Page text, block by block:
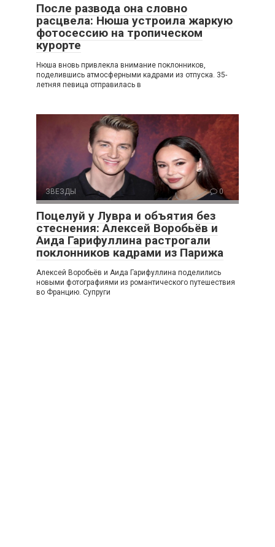
После развода она словно
расцвела: Нюша устроила жаркую
фотосессию на тропическом
курорте
Нюша вновь привлекла внимание поклонников,
поделившись атмосферными кадрами из отпуска. 35-
летняя певица отправилась в
ЗВЕЗДЫ 0
Поцелуй у Лувра и объятия без
стеснения: Алексей Воробьёв и
Аида Гарифуллина растрогали
поклонников кадрами из Парижа
Алексей Воробьёв и Аида Гарифуллина поделились
новыми фотографиями из романтического путешествия
во Францию. Супруги